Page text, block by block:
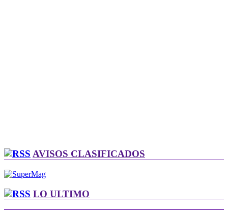
AVISOS CLASIFICADOS
LO ULTIMO